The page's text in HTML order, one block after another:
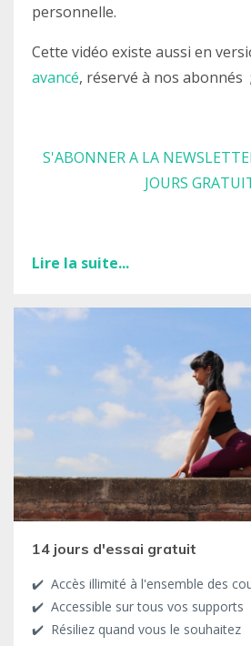
personnelle.
Cette vidéo existe aussi en
avancé, réservé à nos abonnés
S'ABONNER A LA
JOURS
Lire la suite...
14 jours d'essai gratuit
✔️ Accès illimité à l'ensemble des
✔️ Accessible sur tous vos supports
✔️ Résiliez quand vous le souhaitez